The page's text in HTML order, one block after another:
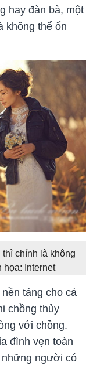
hay đàn bà, một
không thể ổn
chính là không
Internet
tảng cho cả
chồng thủy
với chồng.
đình vẹn toàn
những người có